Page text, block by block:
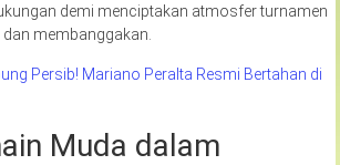
demi menciptakan atmosfer turnamen
membanggakan.
Persib! Mariano Peralta Resmi Bertahan di
Muda dalam